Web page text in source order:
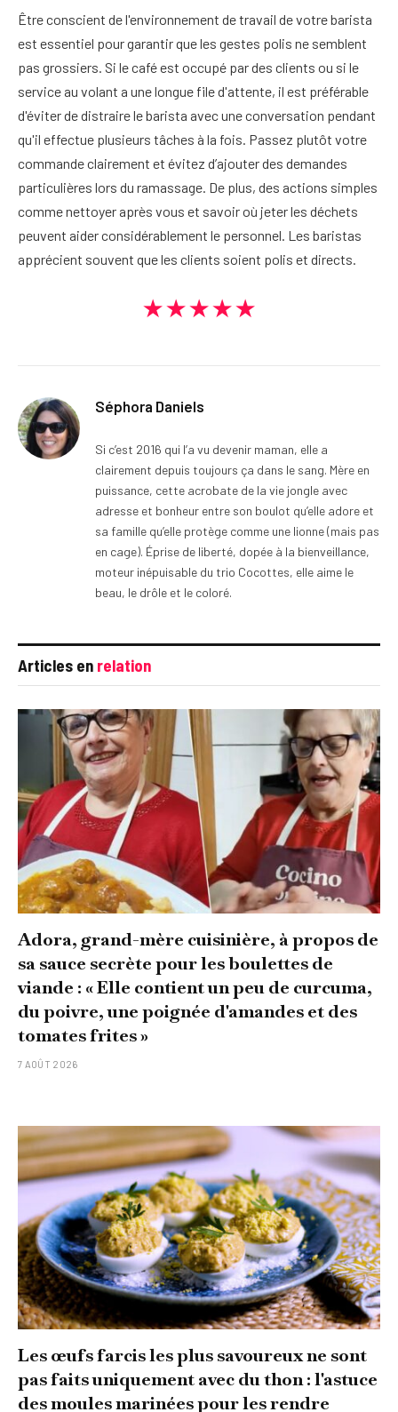
Être conscient de l'environnement de travail de votre barista
est essentiel pour garantir que les gestes polis ne semblent
pas grossiers. Si le café est occupé par des clients ou si le
service au volant a une longue file d'attente, il est préférable
d'éviter de distraire le barista avec une conversation pendant
qu'il effectue plusieurs tâches à la fois. Passez plutôt votre
commande clairement et évitez d’ajouter des demandes
particulières lors du ramassage. De plus, des actions simples
comme nettoyer après vous et savoir où jeter les déchets
peuvent aider considérablement le personnel. Les baristas
apprécient souvent que les clients soient polis et directs.
★★★★★
Séphora Daniels
Si c’est 2016 qui l’a vu devenir maman, elle a
clairement depuis toujours ça dans le sang. Mère en
puissance, cette acrobate de la vie jongle avec
adresse et bonheur entre son boulot qu’elle adore et
sa famille qu’elle protège comme une lionne (mais pas
en cage). Éprise de liberté, dopée à la bienveillance,
moteur inépuisable du trio Cocottes, elle aime le
beau, le drôle et le coloré.
Articles en relation
Adora, grand-mère cuisinière, à propos de
sa sauce secrète pour les boulettes de
viande : « Elle contient un peu de curcuma,
du poivre, une poignée d'amandes et des
tomates frites »
7 AOÛT 2026
Les œufs farcis les plus savoureux ne sont
pas faits uniquement avec du thon : l'astuce
des moules marinées pour les rendre